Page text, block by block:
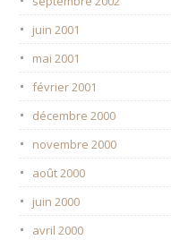
juin 2001
mai 2001
février 2001
décembre 2000
novembre 2000
août 2000
juin 2000
avril 2000